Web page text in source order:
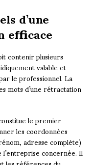
d’une
contenir plusieurs
valable et
le professionnel. La
mots d’une rétractation
le premier
les coordonnées
adresse complète)
concernée. Il